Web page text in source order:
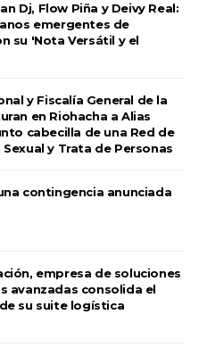
Dj, Flow Piña y Deivy Real:
emergentes de
su 'Nota Versátil y el
y Fiscalía General de la
en Riohacha a Alias
cabecilla de una Red de
y Trata de Personas
contingencia anunciada
empresa de soluciones
avanzadas consolida el
su suite logística